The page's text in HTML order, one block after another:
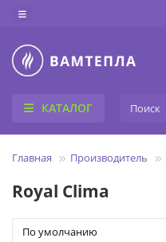
КАТАЛОГ
Главная Производитель
Royal Clima